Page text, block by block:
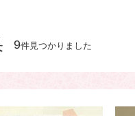
9件見つかりました